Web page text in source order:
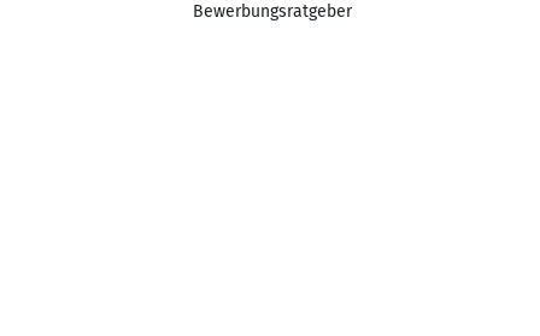
Bewerbungsratgeber